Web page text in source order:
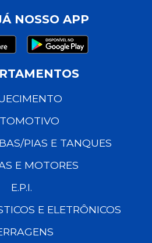
NOSSO APP
PIAS E TANQUES
E MOTORES
E.P.I.
E ELETRÔNICOS